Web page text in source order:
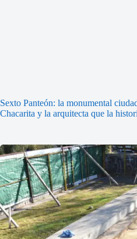
Sexto Panteón: la monumental
Chacarita y la arquitecta que la